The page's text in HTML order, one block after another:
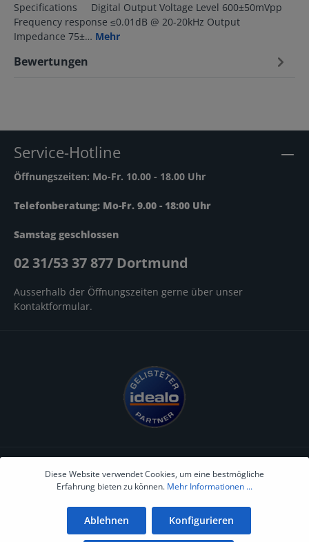
Specifications Digital Output Voltage Level 600±50mVpp
Frequency response ≤0.01dB @ 20-20kHz Output
Impedance 75±… Mehr
Bewertungen
Service-Hotline
Öffnungszeiten: Mo-Fr. 10.00 - 18.00 Uhr
Telefonberatung: Mo-Fr. 9.00 - 18:00 Uhr
Samstag geschlossen
02 31/53 37 877 Dortmund
Ausserhalb der Öffnungszeiten gerne über unser
Kontaktformular.
Informationen
Diese Website verwendet Cookies, um eine bestmögliche
Erfahrung bieten zu können. Mehr Informationen ...
Ablehnen Konfigurieren